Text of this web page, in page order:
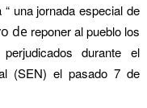
una jornada especial de
de reponer al pueblo los
durante el
(SEN) el pasado 7 de